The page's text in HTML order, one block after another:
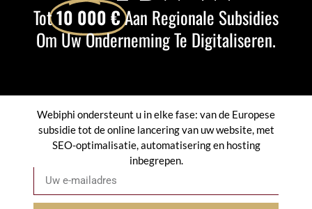
strategiemeetbaar. Afhankelijk van de sector
en de oorspronkelijke staat van de site, kan een
audit gevolgd door optimalisatie leiden tot een
aanzienlijke toename van het organische
het duurt voordat de wijzigingen door de
zoekmachines in aanmerking worden
genomen.
Download voor meer informatie onze
praktische SEO-audit checklist of vraag een
persoonlijke diagnose aan op onze
servicepagina.
Tot10 000 €Aan Regionale Subsidies
Om Uw Onderneming Te Digitaliseren.
Webiphi ondersteunt u in elke fase: van de Europese
subsidie tot de online lancering van uw website, met
SEO-optimalisatie, automatisering en hosting
inbegrepen.